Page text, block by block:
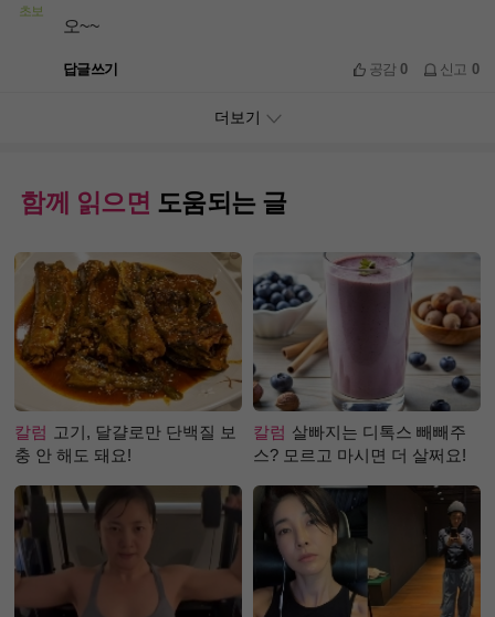
초보
오~~
답글쓰기 공감0 신고 0
더보기
함께 읽으면 도움되는 글
칼럼 고기, 달걀로만 단백질 보
충 안 해도 돼요!
칼럼 살빠지는 디톡스 빼빼주
스? 모르고 마시면 더 살쩌요!